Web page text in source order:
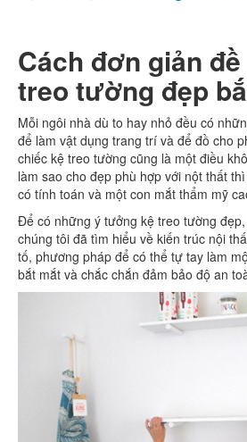
Cách đơn giản
treo tường đẹp
Mỗi ngôi nhà dù to hay nhỏ đều có
để làm vật dụng trang trí và để đồ cho
chiếc kệ treo tường cũng là một điều
làm sao cho đẹp phù hợp với nột thất
có tính toán và một con mắt thẩm mỹ
Để có những ý tưởng kệ treo tường
chúng tôi đã tìm hiểu về kiến trúc nội
tố, phương pháp để có thể tự tay làm
bắt mắt và chắc chắn đảm bảo độ an